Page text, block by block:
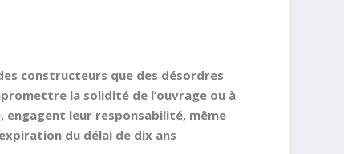
constructeurs que des désordres
lasolidité de l’ouvrageou à
engagent leur responsabilité, même
du délai de dix ans